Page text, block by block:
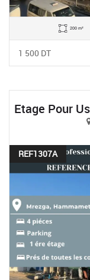
200 m²
1 500 DT
REF1307A